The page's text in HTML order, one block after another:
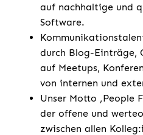
auf nachhaltige und
Software.
durch Blog-Einträge,
auf Meetups,
von internen und
Unser Motto ‚People
der offene und
zwischen allen